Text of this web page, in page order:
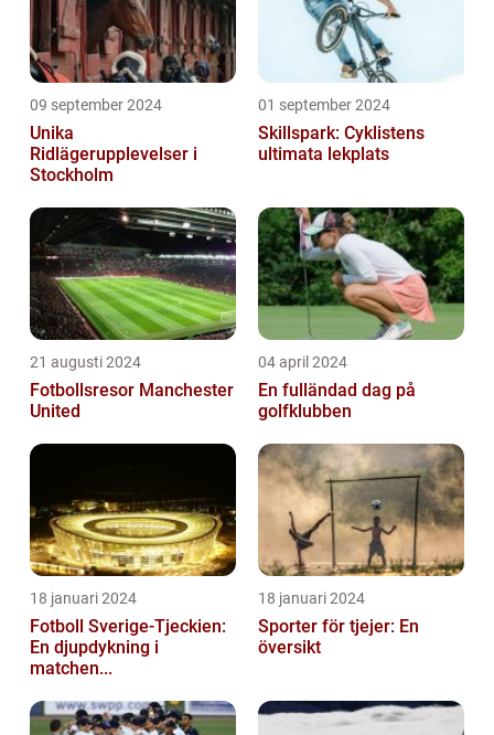
09 september 2024
Unika
Ridlägerupplevelser i
Stockholm
01 september 2024
Skillspark: Cyklistens
ultimata lekplats
21 augusti 2024
Fotbollsresor Manchester
United
04 april 2024
En fulländad dag på
golfklubben
18 januari 2024
Fotboll Sverige-Tjeckien:
En djupdykning i
matchen...
18 januari 2024
Sporter för tjejer: En
översikt